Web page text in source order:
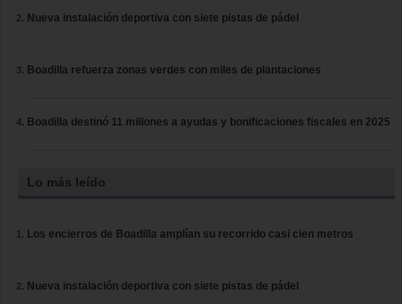
Nueva instalación deportiva con siete pistas de pádel
Boadilla refuerza zonas verdes con miles de plantaciones
Boadilla destinó 11 millones a ayudas y bonificaciones fiscales en 2025
Lo más leído
Los encierros de Boadilla amplían su recorrido casi cien metros
Nueva instalación deportiva con siete pistas de pádel